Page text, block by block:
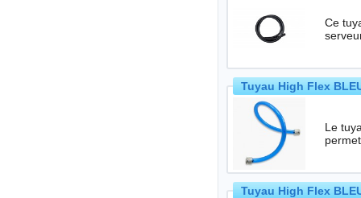
Ce
Tuyau High Flex
Le
Tuyau High Flex